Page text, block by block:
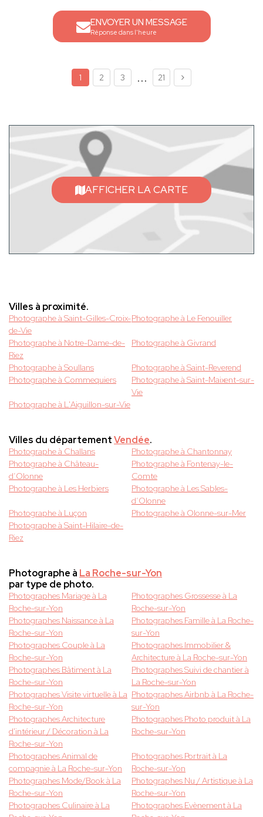
ENVOYER UN MESSAGE
Réponse dans l'heure
1 2 3 ... 21
AFFICHER LA CARTE
Villes à proximité.
Photographe à Saint-Gilles-Croix-
de-Vie
Photographe à Le Fenouiller
Photographe à Notre-Dame-de-
Riez
Photographe à Givrand
Photographe à Soullans
Photographe à Saint-Reverend
Photographe à Commequiers
Photographe à Saint-Maixent-sur-
Vie
Photographe à L'Aiguillon-sur-Vie
Villes du départementVendée.
Photographe à Challans
Photographe à Chantonnay
Photographe à Château-
d’Olonne
Photographe à Fontenay-le-
Comte
Photographe à Les Herbiers
Photographe à Les Sables-
d’Olonne
Photographe à Luçon
Photographe à Olonne-sur-Mer
Photographe à Saint-Hilaire-de-
Riez
Photographe à La Roche-sur-Yon
par type de photo.
Photographes Mariage à La
Roche-sur-Yon
Photographes Grossesse à La
Roche-sur-Yon
Photographes Naissance à La
Roche-sur-Yon
Photographes Famille à La Roche-
sur-Yon
Photographes Couple à La
Roche-sur-Yon
Photographes Immobilier &
Architecture à La Roche-sur-Yon
Photographes Bâtiment à La
Roche-sur-Yon
Photographes Suivi de chantier à
La Roche-sur-Yon
Photographes Visite virtuelle à La
Roche-sur-Yon
Photographes Airbnb à La Roche-
sur-Yon
Photographes Architecture
d'intérieur / Décoration à La
Roche-sur-Yon
Photographes Photo produit à La
Roche-sur-Yon
Photographes Animal de
compagnie à La Roche-sur-Yon
Photographes Portrait à La
Roche-sur-Yon
Photographes Mode/Book à La
Roche-sur-Yon
Photographes Nu / Artistique à La
Roche-sur-Yon
Photographes Culinaire à La
Photographes Evènement à La